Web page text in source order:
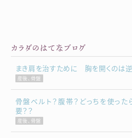
カラダのはてなブログ
まき肩を治すために 胸を開くのは逆
産後、骨盤
骨盤ベルト？腹帯？どっちを使っ
要？？
産後、骨盤